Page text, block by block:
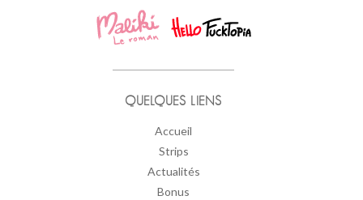
QUELQUES LIENS
Accueil
Strips
Actualités
Bonus